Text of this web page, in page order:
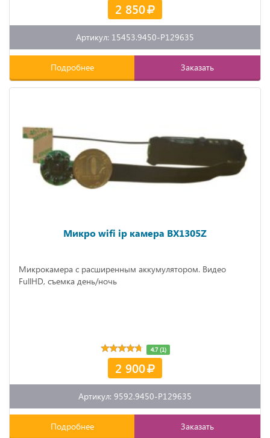
2 850
Артикул: 15453.9450-P129635
Подробнее Заказать
Микро wifi ip камера BX1305Z
Микрокамера с расширенным аккумулятором. Видео
FullHD, съемка день/ночь
4.7 (1)
2 900
Артикул: 9592.9450-P129635
Подробнее Заказать